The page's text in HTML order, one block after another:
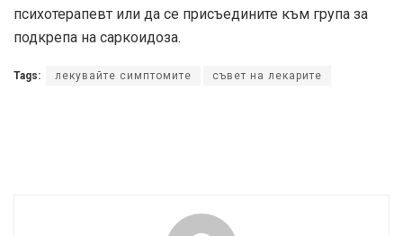
психотерапевт или да се присъедините към група за
подкрепа на саркоидоза.
Tags: лекувайте симптомите съвет на лекарите